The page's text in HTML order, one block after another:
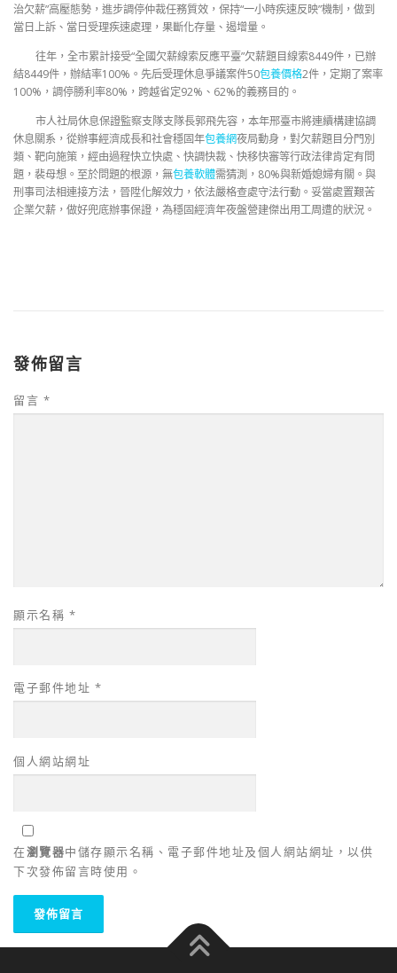
治欠薪”高壓態勢，進步調停仲裁任務質效，保持“一小時疾速反映”機制，做到
當日上訴、當日受理疾速處理，果斷化存量、遏增量。
往年，全市累計接受“全國欠薪線索反應平臺”欠薪題目線索8449件，已辦
結8449件，辦結率100%。先后受理休息爭議案件50包養價格2件，定期了案率
100%，調停勝利率80%，跨越省定92%、62%的義務目的。
市人社局休息保證監察支隊支隊長郭飛先容，本年邢臺市將連續構建協調
休息關系，從辦事經濟成長和社會穩固年包養網夜局動身，對欠薪題目分門別
類、靶向施策，經由過程快立快處、快調快裁、快移快審等行政法律肯定有問
題，裴母想。至於問題的根源，無包養軟體需猜測，80%與新婚媳婦有關。與
刑事司法相連接方法，晉陞化解效力，依法嚴格查處守法行動。妥當處置艱苦
企業欠薪，做好兜底辦事保證，為穩固經濟年夜盤營建傑出用工周遭的狀況。
發佈留言
留言 *
顯示名稱 *
電子郵件地址 *
個人網站網址
在瀏覽器中儲存顯示名稱、電子郵件地址及個人網站網址，以供
下次發佈留言時使用。